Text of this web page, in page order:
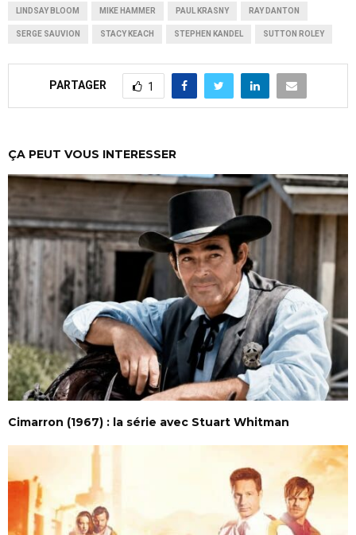
LINDSAY BLOOM MIKE HAMMER PAUL KRASNY RAY DANTON
SERGE SAUVION STACY KEACH STEPHEN KANDEL SUTTON ROLEY
PARTAGER 1
ÇA PEUT VOUS INTERESSER
Cimarron (1967) : la série avec Stuart Whitman